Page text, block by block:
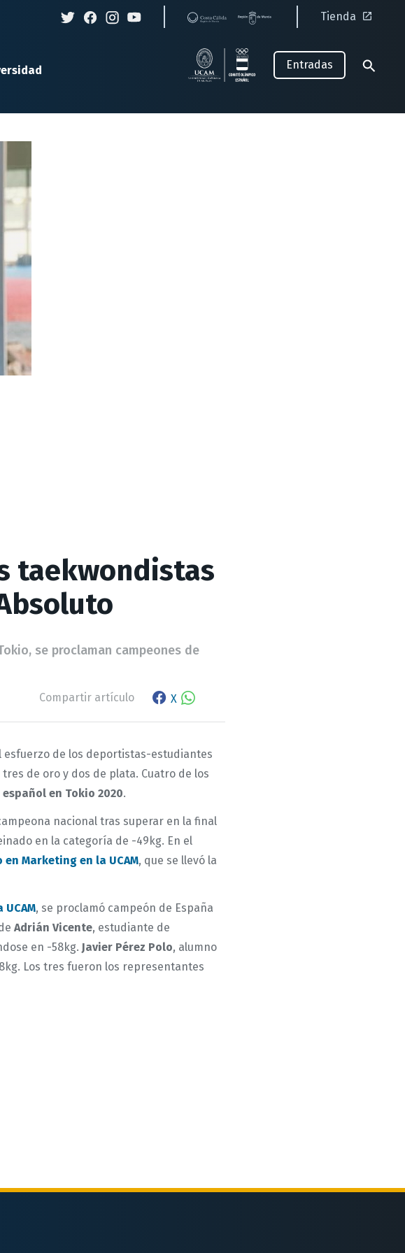
Tienda
Entradas
taekwondistas
se proclaman campeones de
Compartir artículo
Facebook share
X
esfuerzo de los deportistas-estudiantes
tres de oro y dos de plata. Cuatro de los
en Tokio 2020.
nacional tras superar en la final
en la categoría de -49kg. En el
en Marketing en la UCAM, que se llevó la
, se proclamó campeón de España
Adrián Vicente, estudiante de
en -58kg. Javier Pérez Polo, alumno
Los tres fueron los representantes